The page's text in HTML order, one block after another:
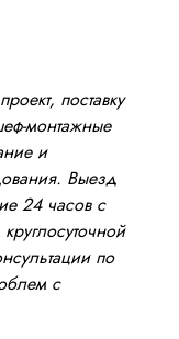
поставку
монтажные
и
Выезд
24 часов с
по
с